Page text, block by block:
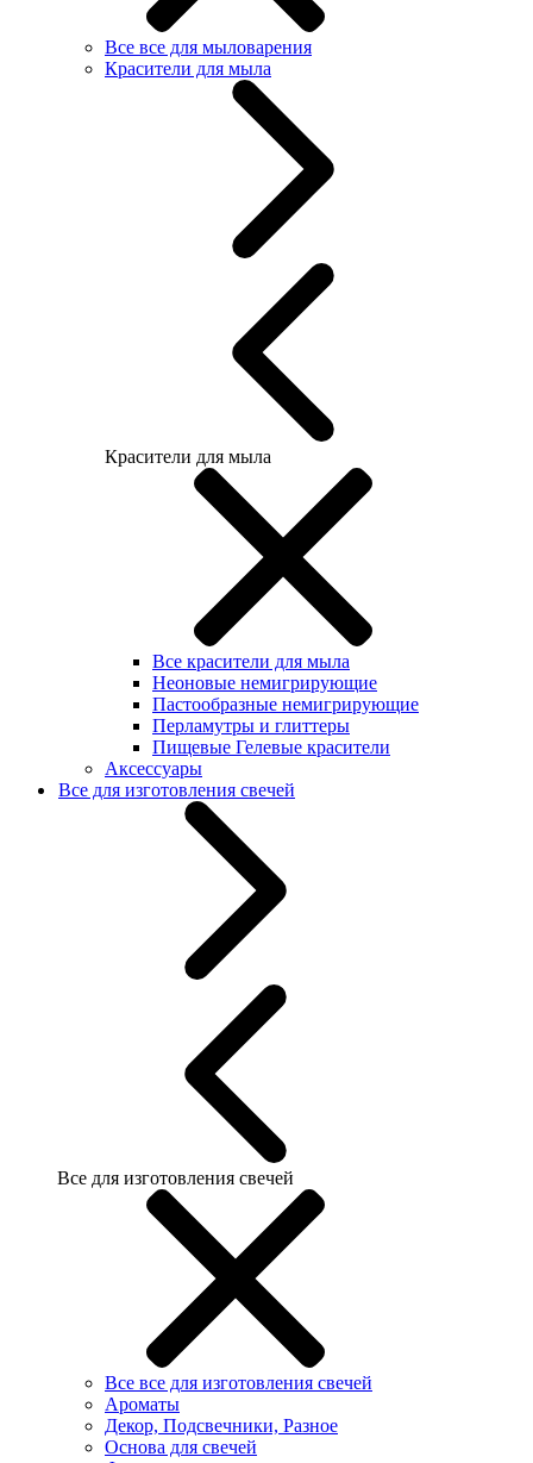
Все все для мыловарения
Красители для мыла
Красители для мыла
Все красители для мыла
Неоновые немигрирующие
Пастообразные немигрирующие
Перламутры и глиттеры
Пищевые Гелевые красители
Аксессуары
Все для изготовления свечей
Все для изготовления свечей
Все все для изготовления свечей
Ароматы
Декор, Подсвечники, Разное
Основа для свечей